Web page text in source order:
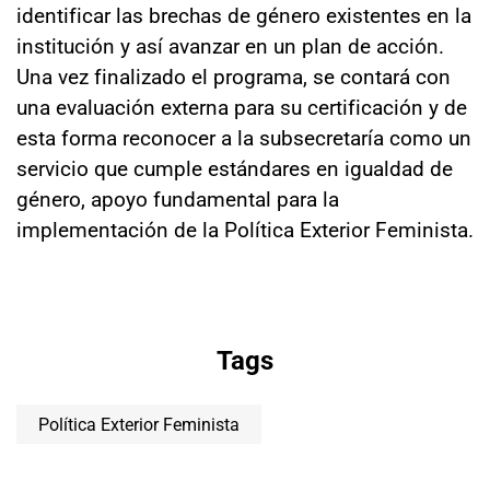
identificar las brechas de género existentes en la
institución y así avanzar en un plan de acción.
Una vez finalizado el programa, se contará con
una evaluación externa para su certificación y de
esta forma reconocer a la subsecretaría como un
servicio que cumple estándares en igualdad de
género, apoyo fundamental para la
implementación de la Política Exterior Feminista.
Tags
Política Exterior Feminista